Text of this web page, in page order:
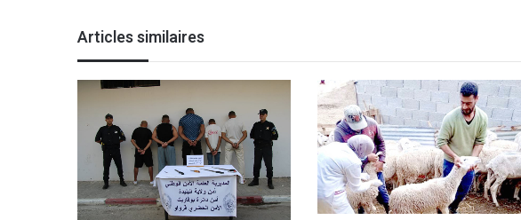
i
é
l
d
i
o
n
s
d
e
n
e
t
Articles similaires